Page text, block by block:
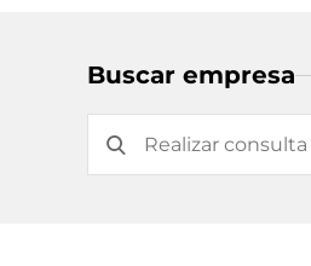
Buscar empresa